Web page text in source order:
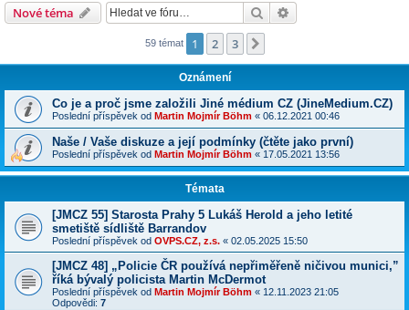
Nové téma Hledat
59 témat 1 2 3
Oznámení
Co je a proč jsme založili Jiné médium CZ (JineMedium.CZ)
Poslední příspěvek od Martin Mojmír Böhm « 06.12.2021 00:46
Naše / Vaše diskuze a její podmínky (čtěte jako první)
Poslední příspěvek od Martin Mojmír Böhm « 17.05.2021 13:56
Témata
[JMCZ 55] Starosta Prahy 5 Lukáš Herold a jeho letité
smetiště sídliště Barrandov
Poslední příspěvek od OVPS.CZ, z.s. « 02.05.2025 15:50
[JMCZ 48] „Policie ČR používá nepřiměřeně ničivou munici,”
říká bývalý policista Martin McDermot
Poslední příspěvek od Martin Mojmír Böhm « 12.11.2023 21:05
Odpovědi: 7